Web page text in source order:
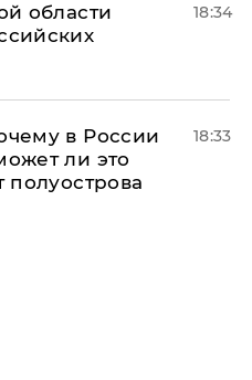
области
18:34
в России
ли это
полуострова
18:33